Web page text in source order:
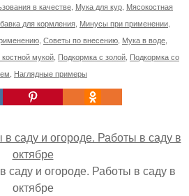
в качестве Мука для кур Мясокостная
для кормления Минусы при применении
Советы по внесению Мука в воде
мукой Подкормка с золой Подкормка со
Наглядные примеры
саду и огороде. Работы в саду в
октябре